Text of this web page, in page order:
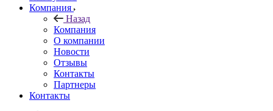
Компания
Назад
Компания
О компании
Новости
Отзывы
Контакты
Партнеры
Контакты